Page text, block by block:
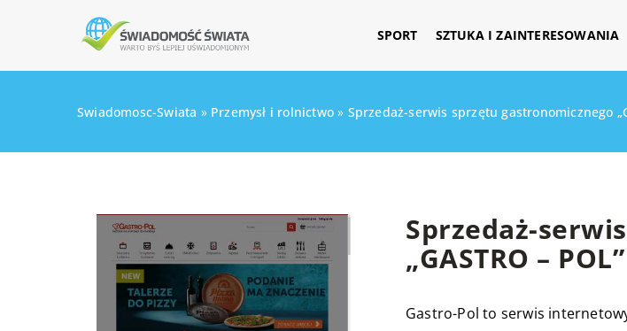
SPORT SZTUKA I ZAINTERESOWANIA
Swiadomosc-Swiata » Przemysł i rolnictwo » Sprzedaż-serwis sprzętu gastronomicznego
Sprzedaż-
„GASTRO –
Gastro-Pol to serwis